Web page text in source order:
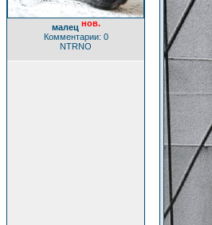
малец нов.
Комментарии: 0
NTRNO